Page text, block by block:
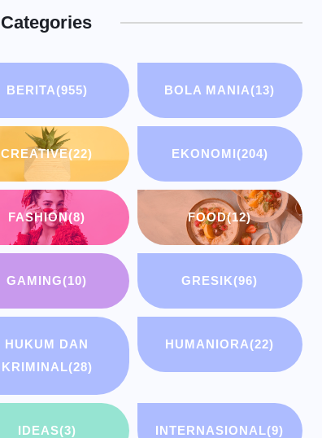
Categories
BERITA(955) BOLA MANIA(13)
CREATIVE(22) EKONOMI(204)
FASHION(8) FOOD(12)
GAMING(10) GRESIK(96)
HUKUM DAN
KRIMINAL(28)
HUMANIORA(22)
IDEAS(3) INTERNASIONAL(9)